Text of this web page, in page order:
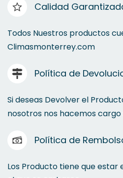
Calidad
Todos Nuestros productos
Climasmonterrey.com
Política de
Si deseas Devolver el
nosotros nos hacemos cargo
Política de
Los Producto tiene que estar